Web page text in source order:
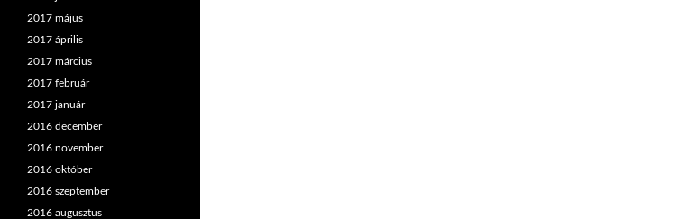
2017 május
2017 április
2017 március
2017 február
2017 január
2016 december
2016 november
2016 október
2016 szeptember
2016 augusztus